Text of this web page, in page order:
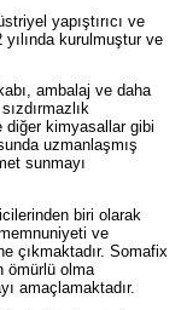
yapıştırıcı ve
kurulmuştur ve
ambalaj ve daha
kimyasallar gibi
uzmanlaşmış
sunmayı
biri olarak
ve
çıkmaktadır. Somafix
ömürlü olma
amaçlamaktadır.